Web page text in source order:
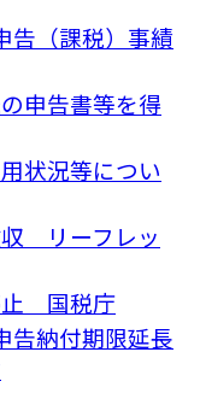
（課税）事績
申告書等を得
状況等につい
収 リーフレッ
止 国税庁
告納付期限延長